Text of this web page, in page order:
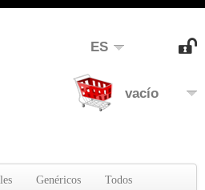
ES
vacío
Genéricos Todos